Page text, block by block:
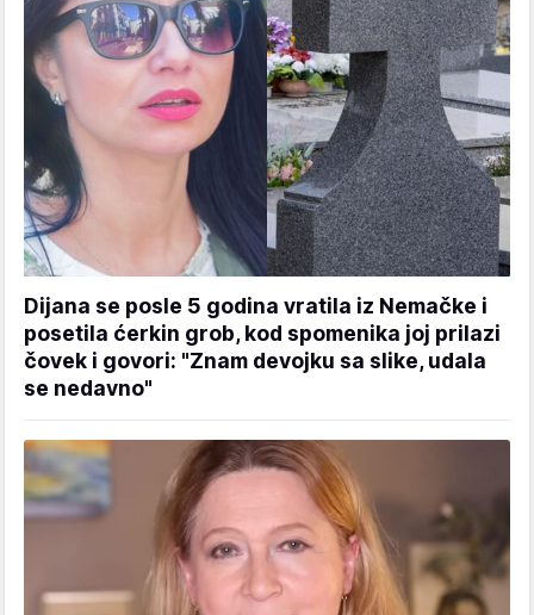
Dijana se posle 5 godina vratila iz Nemačke i
posetila ćerkin grob, kod spomenika joj prilazi
čovek i govori: "Znam devojku sa slike, udala
se nedavno"